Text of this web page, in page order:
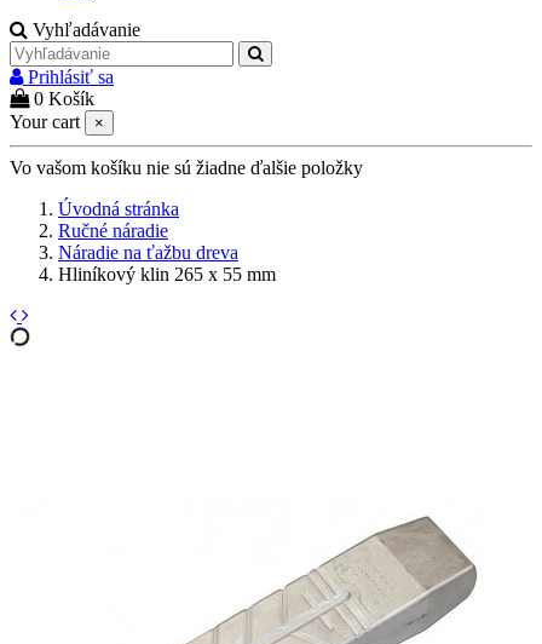
Vyhľadávanie
Prihlásiť sa
0 Košík
Your cart
×
Vo vašom košíku nie sú žiadne ďalšie položky
Úvodná stránka
Ručné náradie
Náradie na ťažbu dreva
Hliníkový klin 265 x 55 mm